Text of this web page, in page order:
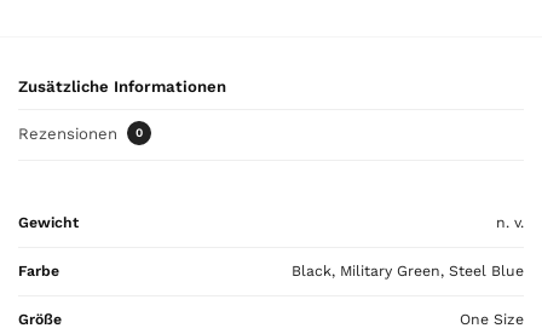
r
o
l
s
Zusätzliche Informationen
Rezensionen 0
Gewicht n. v.
Farbe Black, Military Green, Steel Blue
Größe One Size